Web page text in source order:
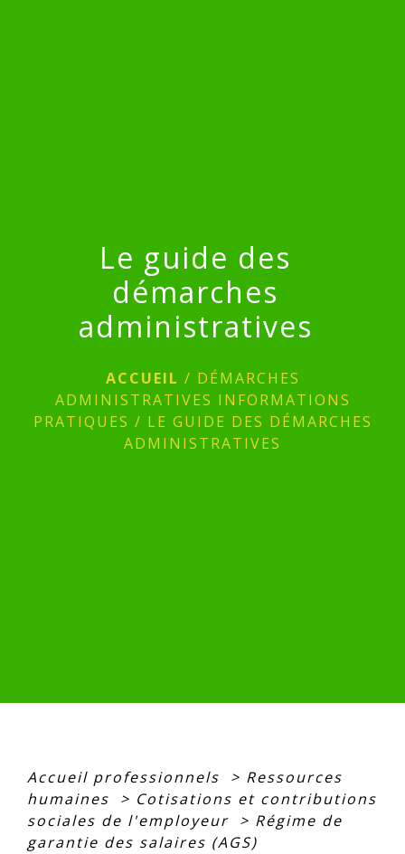
Le guide des
démarches
administratives
ACCUEIL / DÉMARCHES
ADMINISTRATIVES INFORMATIONS
PRATIQUES / LE GUIDE DES DÉMARCHES
ADMINISTRATIVES
Accueil professionnels > Ressources
humaines
> Cotisations et contributions
sociales de l'employeur > Régime de
garantie des salaires (AGS)